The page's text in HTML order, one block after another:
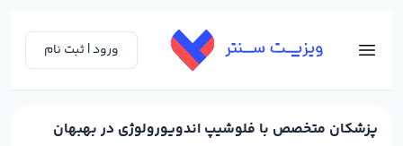
ورود | ثبت نام
پزشکان متخصص با فلوشیپ اندویورولوژی در بهبهان